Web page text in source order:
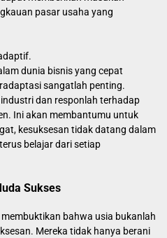
pasar usaha yang
dunia bisnis yang cepat
sangatlah penting.
dan responlah terhadap
Ini akan membantumu untuk
kesuksesan tidak datang dalam
belajar dari setiap
Sukses
bahwa usia bukanlah
Mereka tidak hanya berani